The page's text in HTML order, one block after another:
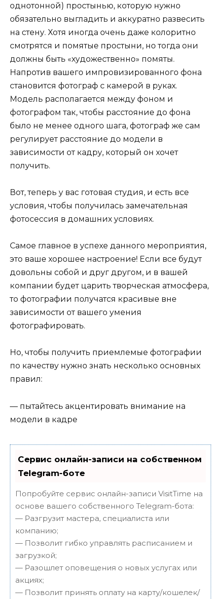
однотонной) простынью, которую нужно
обязательно выгладить и аккуратно развесить
на стену. Хотя иногда очень даже колоритно
смотрятся и помятые простыни, но тогда они
должны быть «художественно» помяты.
Напротив вашего импровизированного фона
становится фотограф с камерой в руках.
Модель располагается между фоном и
фотографом так, чтобы расстояние до фона
было не менее одного шага, фотограф же сам
регулирует расстояние до модели в
зависимости от кадру, который он хочет
получить.
Вот, теперь у вас готовая студия, и есть все
условия, чтобы получилась замечательная
фотосессия в домашних условиях.
Самое главное в успехе данного мероприятия,
это ваше хорошее настроение! Если все будут
довольны собой и друг другом, и в вашей
компании будет царить творческая атмосфера,
то фотографии получатся красивые вне
зависимости от вашего умения
фотографировать.
Но, чтобы получить приемлемые фотографии
по качеству нужно знать несколько основных
правил:
— пытайтесь акцентировать внимание на
модели в кадре
Сервис онлайн-записи на собственном
Telegram-боте
Попробуйте сервис онлайн-записи VisitTime на
основе вашего собственного Telegram-бота:
— Разгрузит мастера, специалиста или
компанию;
— Позволит гибко управлять расписанием и
загрузкой;
— Разошлет оповещения о новых услугах или
акциях;
— Позволит принять оплату на карту/кошелек/